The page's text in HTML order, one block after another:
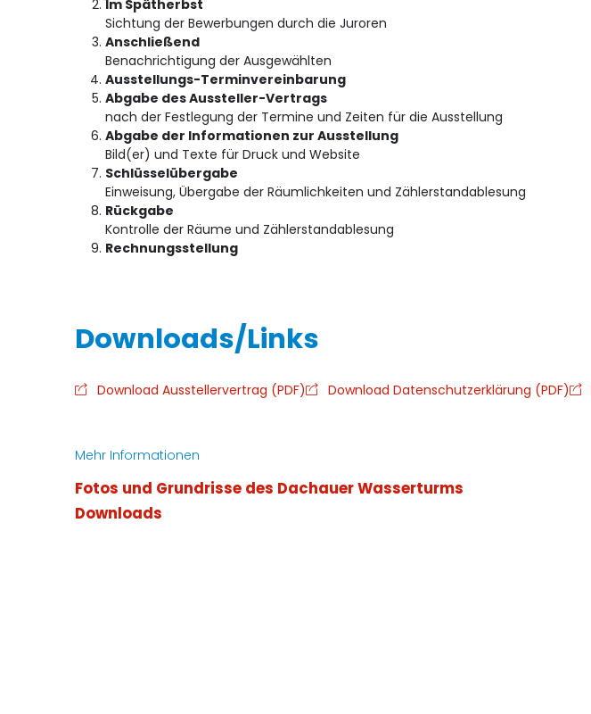
Im Spätherbst
Sichtung der Bewerbungen durch die Juroren
Anschließend
Benachrichtigung der Ausgewählten
Ausstellungs-Terminvereinbarung
Abgabe des Aussteller-Vertrags
nach der Festlegung der Termine und Zeiten für die Ausstellung
Abgabe der Informationen zur Ausstellung
Bild(er) und Texte für Druck und Website
Schlüsselübergabe
Einweisung, Übergabe der Räumlichkeiten und Zählerstandablesung
Rückgabe
Kontrolle der Räume und Zählerstandablesung
Rechnungsstellung
Download Ausstellervertrag (PDF) Download Datenschutzerklärung (PDF)
Mehr Informationen
Fotos und Grundrisse des Dachauer Wasserturms
Downloads